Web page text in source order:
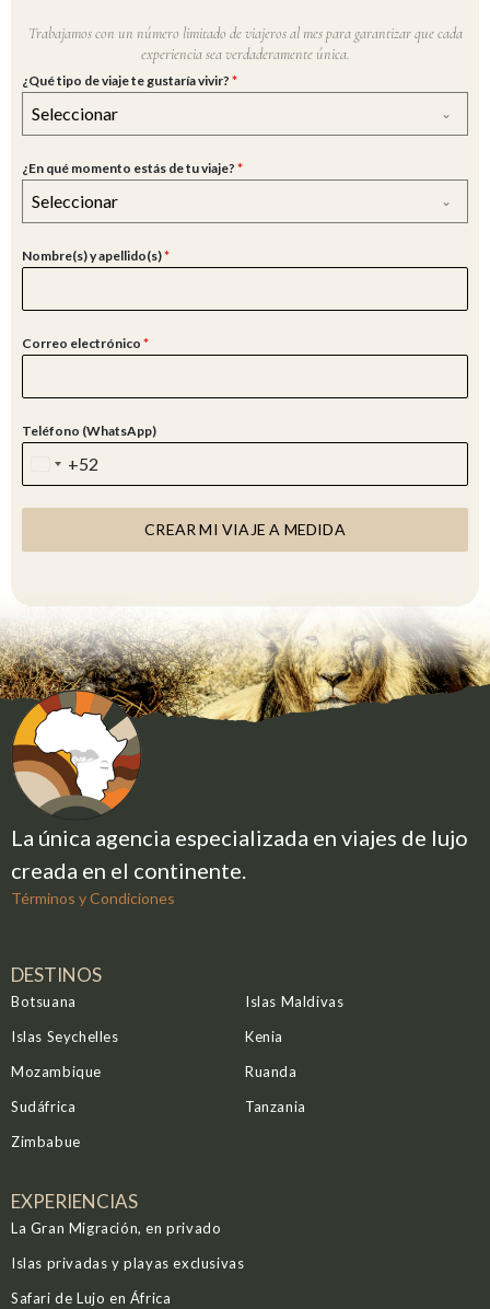
Trabajamos con un número limitado de viajeros al mes para garantizar que cada
experiencia sea verdaderamente única.
¿Qué tipo de viaje te gustaría vivir? *
Seleccionar
¿En qué momento estás de tu viaje? *
Seleccionar
Nombre(s) y apellido(s)*
Correo electrónico *
Teléfono (WhatsApp)
M
E
5
2
+52
CREAR MI VIAJE A MEDIDA
La única agencia especializada en viajes de lujo
creada en el continente.
Términos y Condiciones
DESTINOS
Botsuana
Islas Maldivas
Islas Seychelles
Kenia
Mozambique
Ruanda
Sudáfrica
Tanzania
Zimbabue
EXPERIENCIAS
La Gran Migración, en privado
Islas privadas y playas exclusivas
Safari de Lujo en África